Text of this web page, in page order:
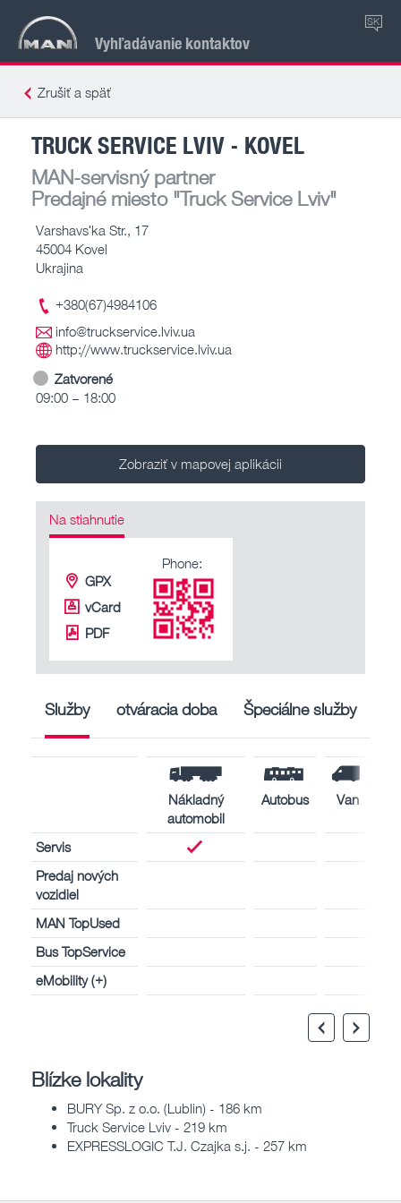
Vyhľadávanie kontaktov
SK
Zrušiť a späť
TRUCK SERVICE LVIV - KOVEL
MAN-servisný partner
Predajné miesto"Truck Service Lviv"
Varshavsʹka Str., 17
45004 Kovel
Ukrajina
+380(67)4984106
info@truckservice.lviv.ua
http://www.truckservice.lviv.ua
Zatvorené
09:00 – 18:00
Zobraziť v mapovej aplikácii
Na stiahnutie
GPX
vCard
PDF
Phone:
Služby otváracia doba Špeciálne služby
Nákladný
automobil
Autobus Van
Servis
Predaj nových
vozidiel
MAN TopUsed
Bus TopService
eMobility (+)
Blízke lokality
BURY Sp. z o.o. (Lublin) - 186 km
Truck Service Lviv - 219 km
EXPRESSLOGIC T.J. Czajka s.j. - 257 km